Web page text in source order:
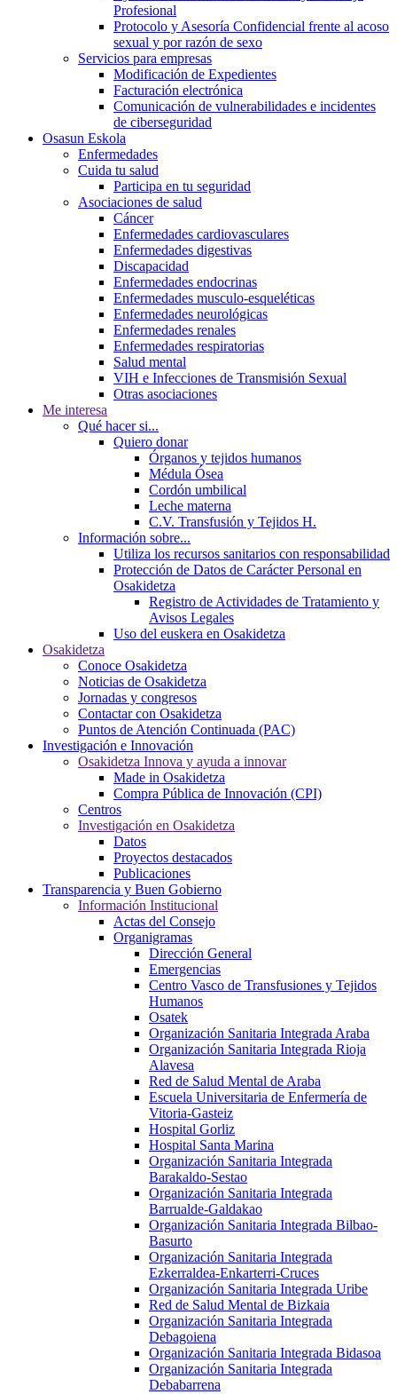
Profesional
Protocolo y Asesoría Confidencial frente al acoso
sexual y por razón de sexo
Servicios para empresas
Modificación de Expedientes
Facturación electrónica
Comunicación de vulnerabilidades e incidentes
de ciberseguridad
Osasun Eskola
Enfermedades
Cuida tu salud
Participa en tu seguridad
Asociaciones de salud
Cáncer
Enfermedades cardiovasculares
Enfermedades digestivas
Discapacidad
Enfermedades endocrinas
Enfermedades musculo-esqueléticas
Enfermedades neurológicas
Enfermedades renales
Enfermedades respiratorias
Salud mental
VIH e Infecciones de Transmisión Sexual
Otras asociaciones
Me interesa
Qué hacer si...
Quiero donar
Órganos y tejidos humanos
Médula Ósea
Cordón umbilical
Leche materna
C.V. Transfusión y Tejidos H.
Información sobre...
Utiliza los recursos sanitarios con responsabilidad
Protección de Datos de Carácter Personal en
Osakidetza
Registro de Actividades de Tratamiento y
Avisos Legales
Uso del euskera en Osakidetza
Osakidetza
Conoce Osakidetza
Noticias de Osakidetza
Jornadas y congresos
Contactar con Osakidetza
Puntos de Atención Continuada (PAC)
Investigación e Innovación
Osakidetza Innova y ayuda a innovar
Made in Osakidetza
Compra Pública de Innovación (CPI)
Centros
Investigación en Osakidetza
Datos
Proyectos destacados
Publicaciones
Transparencia y Buen Gobierno
Información Institucional
Actas del Consejo
Organigramas
Dirección General
Emergencias
Centro Vasco de Transfusiones y Tejidos
Humanos
Osatek
Organización Sanitaria Integrada Araba
Organización Sanitaria Integrada Rioja
Alavesa
Red de Salud Mental de Araba
Escuela Universitaria de Enfermería de
Vitoria-Gasteiz
Hospital Gorliz
Hospital Santa Marina
Organización Sanitaria Integrada
Barakaldo-Sestao
Organización Sanitaria Integrada
Barrualde-Galdakao
Organización Sanitaria Integrada Bilbao-
Basurto
Organización Sanitaria Integrada
Ezkerraldea-Enkarterri-Cruces
Organización Sanitaria Integrada Uribe
Red de Salud Mental de Bizkaia
Organización Sanitaria Integrada
Debagoiena
Organización Sanitaria Integrada Bidasoa
Organización Sanitaria Integrada
Debabarrena